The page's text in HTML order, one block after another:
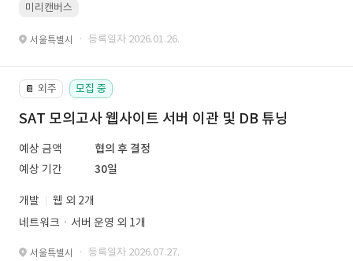
미리캔버스
서울특별시 · 등록일자 2026.01.26.
📔 외주 모집 중
SAT 모의고사 웹사이트 서버 이관 및 DB 튜닝
예상 금액
협의 후 결정
예상 기간
30일
개발
웹 외 2개
네트워크ㆍ서버 운영 외 1개
서울특별시 · 등록일자 2026.07.27.